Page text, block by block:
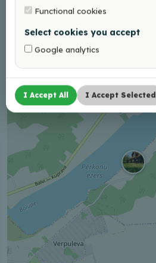
+
Functional cookies
Select cookies you accept
Google analytics
I Accept All I Accept Selected